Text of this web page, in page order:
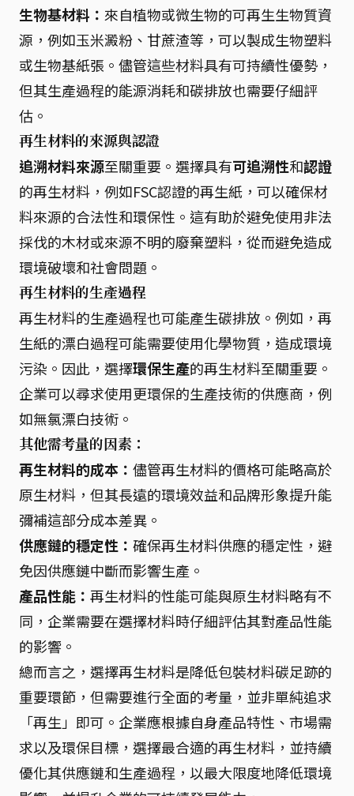
生物基材料： 來自植物或微生物的可再生生物質資
源，例如玉米澱粉、甘蔗渣等，可以製成生物塑料
或生物基紙張。儘管這些材料具有可持續性優勢，
但其生產過程的能源消耗和碳排放也需要仔細評
估。
再生材料的來源與認證
追溯材料來源至關重要。選擇具有可追溯性和認證
的再生材料，例如FSC認證的再生紙，可以確保材
料來源的合法性和環保性。這有助於避免使用非法
採伐的木材或來源不明的廢棄塑料，從而避免造成
環境破壞和社會問題。
再生材料的生產過程
再生材料的生產過程也可能產生碳排放。例如，再
生紙的漂白過程可能需要使用化學物質，造成環境
污染。因此，選擇環保生產的再生材料至關重要。
企業可以尋求使用更環保的生產技術的供應商，例
如無氯漂白技術。
其他需考量的因素：
再生材料的成本： 儘管再生材料的價格可能略高於
原生材料，但其長遠的環境效益和品牌形象提升能
彌補這部分成本差異。
供應鏈的穩定性： 確保再生材料供應的穩定性，避
免因供應鏈中斷而影響生產。
產品性能： 再生材料的性能可能與原生材料略有不
同，企業需要在選擇材料時仔細評估其對產品性能
的影響。
總而言之，選擇再生材料是降低包裝材料碳足跡的
重要環節，但需要進行全面的考量，並非單純追求
「再生」即可。企業應根據自身產品特性、市場需
求以及環保目標，選擇最合適的再生材料，並持續
優化其供應鏈和生產過程，以最大限度地降低環境